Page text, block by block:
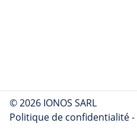
© 2026 IONOS SARL
Politique de confidentialité-